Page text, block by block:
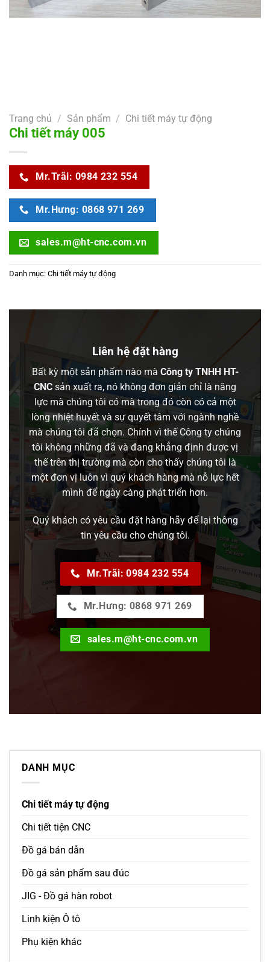
Trang chủ / Sản phẩm / Chi tiết máy tự động
Chi tiết máy 005
Mr.Trãi: 0984 232 554
Mr.Hưng: 0868 971 269
sales.m@ht-cnc.com.vn
Danh mục: Chi tiết máy tự động
Liên hệ đặt hàng
Bất kỳ một sản phẩm nào mà Công ty TNHH HT-
CNC sản xuất ra, nó không đơn giản chỉ là năng
lực mà chúng tôi có mà trong đó còn có cả một
lòng nhiệt huyết và sự quyết tâm với ngành nghề
mà chúng tôi đã chọn. Chính vì thế Công ty chúng
tôi không những đã và đang khẳng định được vị
thế trên thị trường mà còn cho thấy chúng tôi là
một đơn vị luôn vì quý khách hàng mà nỗ lực hết
mình để ngày càng phát triển hơn.
Quý khách có yêu cầu đặt hàng hãy để lại thông
tin yêu cầu cho chúng tôi.
Mr.Trãi: 0984 232 554
Mr.Hưng: 0868 971 269
sales.m@ht-cnc.com.vn
DANH MỤC
Chi tiết máy tự động
Chi tiết tiện CNC
Đồ gá bán dẫn
Đồ gá sản phẩm sau đúc
JIG - Đồ gá hàn robot
Linh kiện Ô tô
Phụ kiện khác